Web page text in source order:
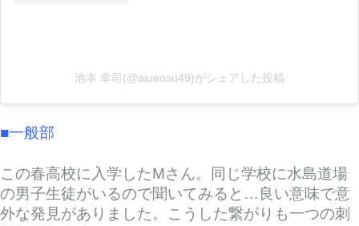
池本 幸司(@aiueosu49)がシェアした投稿
■一般部
この春高校に入学したMさん。同じ学校に水島道場
の男子生徒がいるので聞いてみると…良い意味で意
外な発見がありました。こうした繋がりも一つの刺